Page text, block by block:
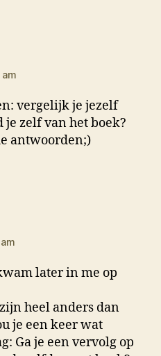
vergelijk je jezelf
je zelf van het boek?
antwoorden;)
later in me op
heel anders dan
je een keer wat
Ga je een vervolg op